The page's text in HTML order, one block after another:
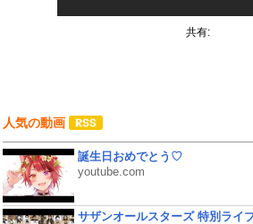
共有:
人気の動画
誕生日おめでとう♡
youtube.com
サザンオールスターズ 特別ライ